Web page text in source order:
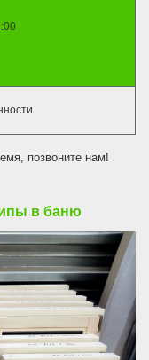
позвоните нам!
в баню